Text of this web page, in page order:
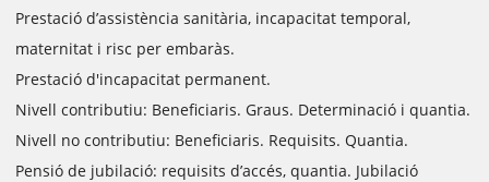
Prestació d’assistència sanitària, incapacitat temporal,
maternitat i risc per embaràs.
Prestació d'incapacitat permanent.
Nivell contributiu: Beneficiaris. Graus. Determinació i quantia.
Nivell no contributiu: Beneficiaris. Requisits. Quantia.
Pensió de jubilació: requisits d’accés, quantia. Jubilació